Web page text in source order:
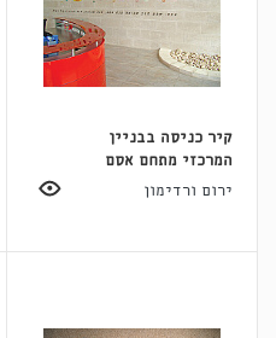
קיר כניסה בבניין
המרכזי מתחם אסם
ירום ורדימון